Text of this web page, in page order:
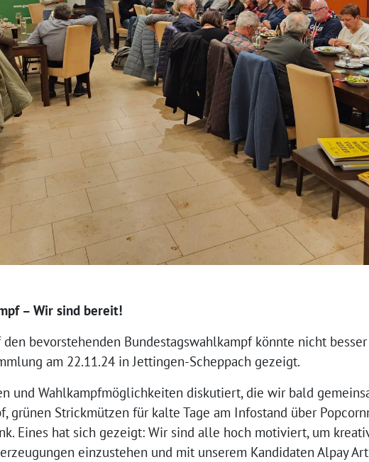
– Wir sind bereit!
bevorstehenden Bundestagswahlkampf könnte nicht
am 22.11.24 in Jettingen-Scheppach gezeigt.
und Wahlkampfmöglichkeiten diskutiert, die wir bald
grünen Strickmützen für kalte Tage am Infostand über
Eines hat sich gezeigt: Wir sind alle hoch motiviert, um
einzustehen und mit unserem Kandidaten Alpay